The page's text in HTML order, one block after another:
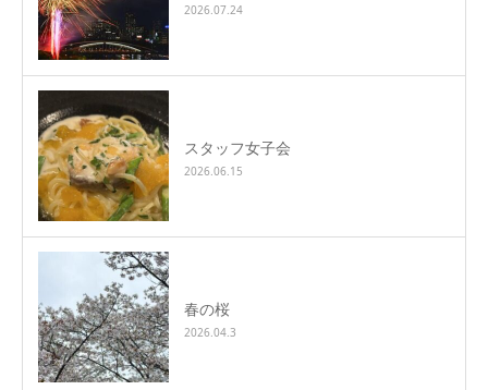
2026.07.24
スタッフ女子会
2026.06.15
春の桜
2026.04.3